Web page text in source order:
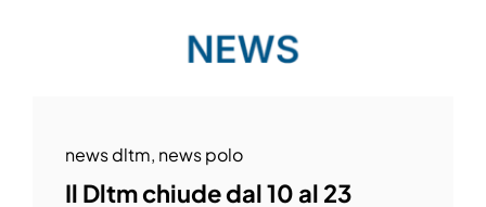
news dltm, news polo
Il Dltm chiude dal 10 al 23